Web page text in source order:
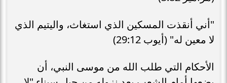
"أني أنقذت المسكين الذي استغاث، واليتيم الذي
لا معين له" (أيوب 29:12)
الأحكام التي طلب الله من موسى النبي، أن